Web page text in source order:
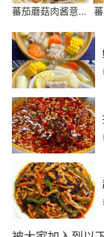
蕃茄蘑菇肉酱意大利面